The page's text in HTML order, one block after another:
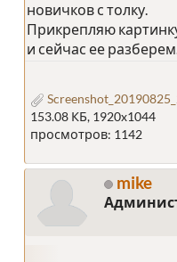
новичков с толку.
Прикрепляю
и сейчас ее
153.08 КБ, 1920x1044
просмотров: 1142
mike